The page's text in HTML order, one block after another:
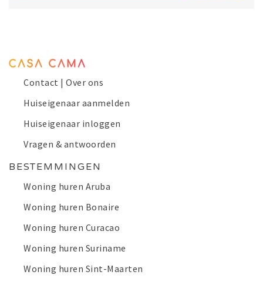
Contact | Over ons
Huiseigenaar aanmelden
Huiseigenaar inloggen
Vragen & antwoorden
BESTEMMINGEN
Woning huren Aruba
Woning huren Bonaire
Woning huren Curacao
Woning huren Suriname
Woning huren Sint-Maarten